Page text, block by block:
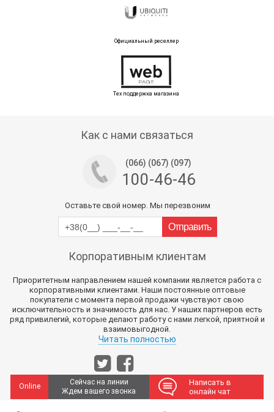
Официальный реселлер
Тех поддержка магазина
Как с нами связаться
(066) (067) (097)
100-46-46
Оставьте свой номер. Мы перезвоним
Корпоративным клиентам
Приоритетным направлением нашей компании является работа с
корпоративными клиентами. Наши постоянные оптовые
покупатели с момента первой продажи чувствуют свою
исключительность и значимость для нас. У наших партнеров есть
ряд привилегий, которые делают работу с нами легкой, приятной и
взаимовыгодной.
Читать полностью
Online
Сейчас на линии
Ждем вашего звонка
Написать в
онлайн чат